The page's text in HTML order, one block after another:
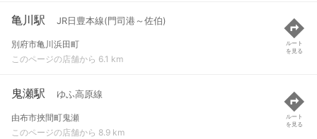
亀川駅 JR日豊本線(門司港～佐伯)
別府市亀川浜田町
このページの店舗から 6.1 km
ルート
を見る
鬼瀬駅 ゆふ高原線
由布市挾間町鬼瀬
このページの店舗から 8.9 km
ルート
を見る